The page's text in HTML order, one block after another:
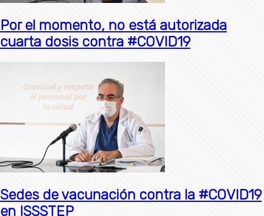
Por el momento, no está autorizada
cuarta dosis contra #COVID19
Sedes de vacunación contra la #COVID19
en ISSSTEP